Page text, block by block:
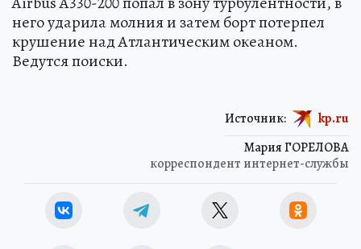
него ударила молния и затем борт потерпел
крушение над Атлантическим океаном.
Ведутся поиски.
Мария ГОРЕЛОВА
корреспондент интернет-службы
Источник: kp.ru